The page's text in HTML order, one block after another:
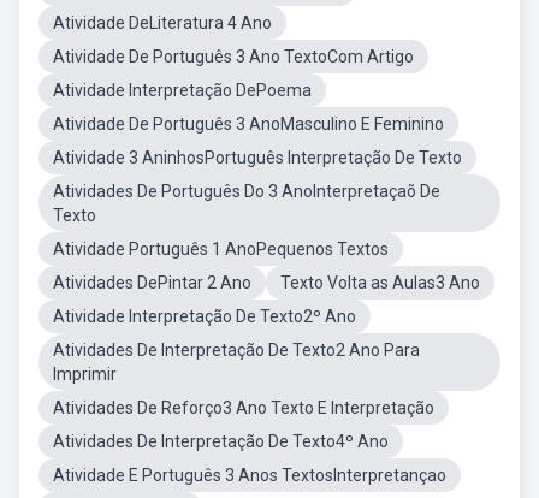
Atividade DeLiteratura 4 Ano
Atividade De Português 3 Ano TextoCom Artigo
Atividade Interpretação DePoema
Atividade De Português 3 AnoMasculino E Feminino
Atividade 3 AninhosPortuguês Interpretação De Texto
Atividades De Português Do 3 AnoInterpretaçaõ De
Texto
Atividade Português 1 AnoPequenos Textos
Atividades DePintar 2 Ano
Texto Volta as Aulas3 Ano
Atividade Interpretação De Texto2º Ano
Atividades De Interpretação De Texto2 Ano Para
Imprimir
Atividades De Reforço3 Ano Texto E Interpretação
Atividades De Interpretação De Texto4º Ano
Atividade E Português 3 Anos TextosInterpretançao